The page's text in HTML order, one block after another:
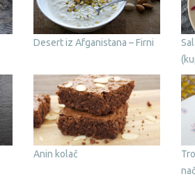
Desert iz Afganistana – Firni
Anin kolač